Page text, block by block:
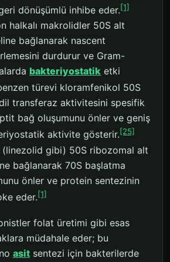
dönüşümlü inhibe eder.[1]
halkalı makrolidler 50S alt
bağlanarak nascent
durdurur ve Gram-
bakteriyostatik etki
türevi kloramfenikol 50S
transferaz aktivitesini spesifik
bağ oluşumunu önler ve geniş
aktivite gösterir.[25]
(linezolid gibi) 50S ribozomal alt
bağlanarak 70S başlatma
önler ve protein sentezinin
eder.[1]
folat üretimi gibi esas
müdahale eder; bu
asit sentezi için bakterilerde